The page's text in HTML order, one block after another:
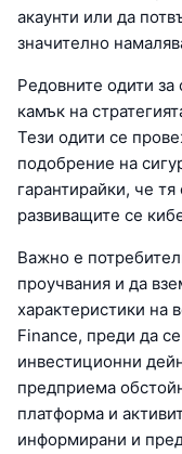
акаунти или да
значително
Редовните одити за
камък на
Тези одити се
подобрение на
гарантирайки, че
развиващите се
Важно е
проучвания и да
характеристики на
Finance, преди да
инвестиционни
предприема
платформа и
информирани и